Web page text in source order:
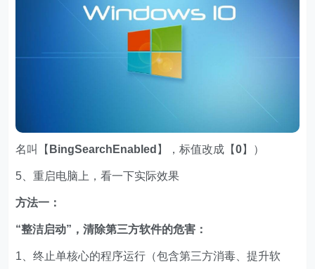
名叫【 BingSearchEnabled 】，标值改成【0】）
5、重启电脑上，看一下实际效果
方法一：
“整洁启动”，清除第三方软件的危害：
1、终止单核心的程序运行（包含第三方消毒、提升软